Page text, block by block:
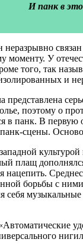
И панк в
У
того, так
и
представлена
поэтому о
в панк. В
сцены.
плащ
борьбы с